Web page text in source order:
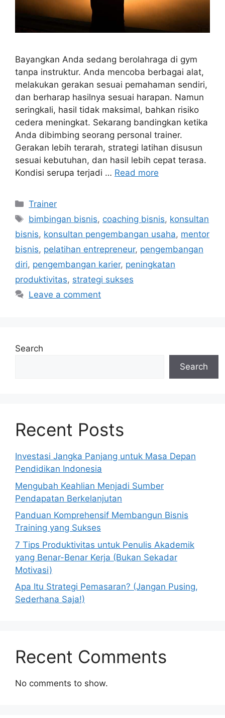
Bayangkan Anda sedang berolahraga di gym
tanpa instruktur. Anda mencoba berbagai alat,
melakukan gerakan sesuai pemahaman sendiri,
dan berharap hasilnya sesuai harapan. Namun
seringkali, hasil tidak maksimal, bahkan risiko
cedera meningkat. Sekarang bandingkan ketika
Anda dibimbing seorang personal trainer.
Gerakan lebih terarah, strategi latihan disusun
sesuai kebutuhan, dan hasil lebih cepat terasa.
Kondisi serupa terjadi … Read more
Trainer
bimbingan bisnis, coaching bisnis, konsultan
bisnis, konsultan pengembangan usaha, mentor
bisnis, pelatihan entrepreneur, pengembangan
diri, pengembangan karier, peningkatan
produktivitas, strategi sukses
Leave a comment
Search
Search
Recent Posts
Investasi Jangka Panjang untuk Masa Depan
Pendidikan Indonesia
Mengubah Keahlian Menjadi Sumber
Pendapatan Berkelanjutan
Panduan Komprehensif Membangun Bisnis
Training yang Sukses
7 Tips Produktivitas untuk Penulis Akademik
yang Benar-Benar Kerja (Bukan Sekadar
Motivasi)
Apa Itu Strategi Pemasaran? (Jangan Pusing,
Sederhana Saja!)
Recent Comments
No comments to show.